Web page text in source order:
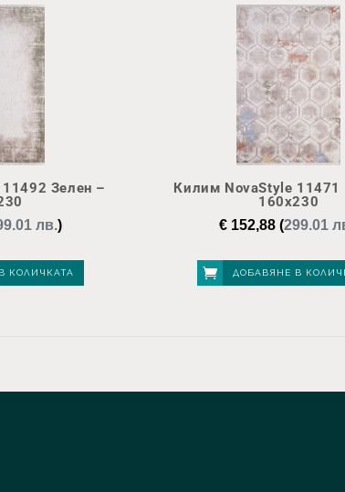
Зелен –
лв.)
КОЛИЧКАТА
Килим NovaStyle
160х230
€152,88(299.01
ДОБАВЯНЕ В